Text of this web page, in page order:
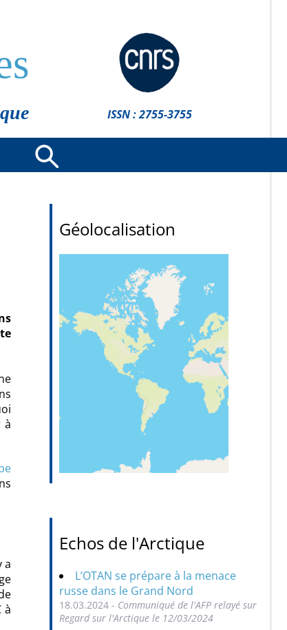
ISSN : 2755-3755
à
a
à
Géolocalisation
Echos de l'Arctique
L’OTAN se prépare à la menace
russe dans le Grand Nord
18.03.2024 - Communiqué de l'AFP relayé sur
Regard sur l'Arctique le 12/03/2024